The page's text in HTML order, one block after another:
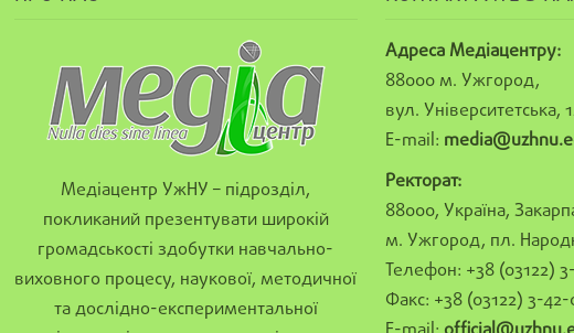
Медіацентр УжНУ – підрозділ,
покликаний презентувати широкій
громадськості здобутки навчально-
виховного процесу, наукової, методичної
та дослідно-експериментальної
Адреса Медіацентру:
88000 м. Ужгород,
вул. Університетська,
E-mail:
Ректорат:
88000, Україна,
м. Ужгород, пл.
Телефон: +38 (03122)
Факс: +38 (03122) 3-42-